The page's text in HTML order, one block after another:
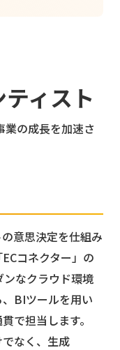
ィスト
業の成長を加速さ
意思決定を仕組み
コネクター」の
ンなクラウド環境
BIツールを用い
で担当します。
なく、生成